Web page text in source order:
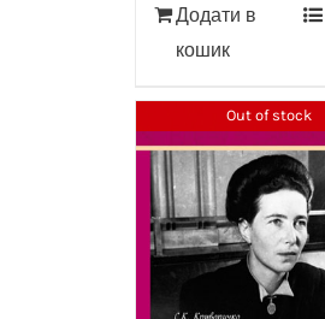
Додати в
кошик
Out of stock